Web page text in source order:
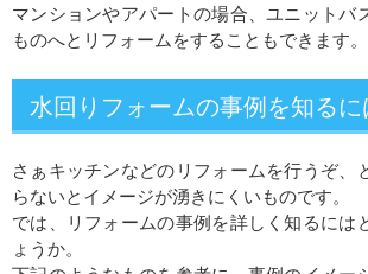
マンションやアパートの場合、ユニットバ
ものへとリフォームをすることもできます。
水回りフォームの事例を知るに
さぁキッチンなどのリフォームを行うぞ、
らないとイメージが湧きにくいものです。
では、リフォームの事例を詳しく知るには
ょうか。